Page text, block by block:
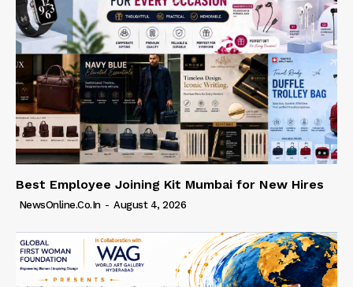
Best Employee Joining Kit Mumbai for New Hires
NewsOnline.co.in - August 4, 2026